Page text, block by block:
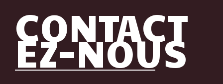
CONTACT
EZ-NOUS